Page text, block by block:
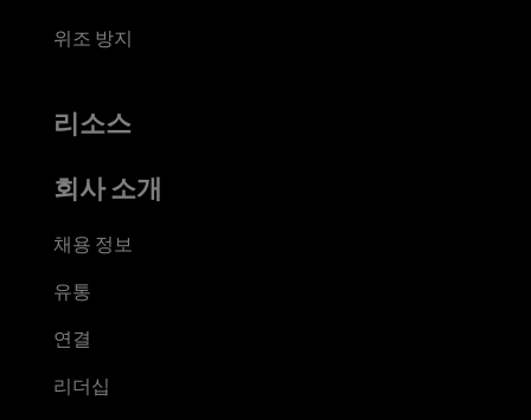
위조 방지
리소스
회사 소개
채용 정보
유통
연결
리더십